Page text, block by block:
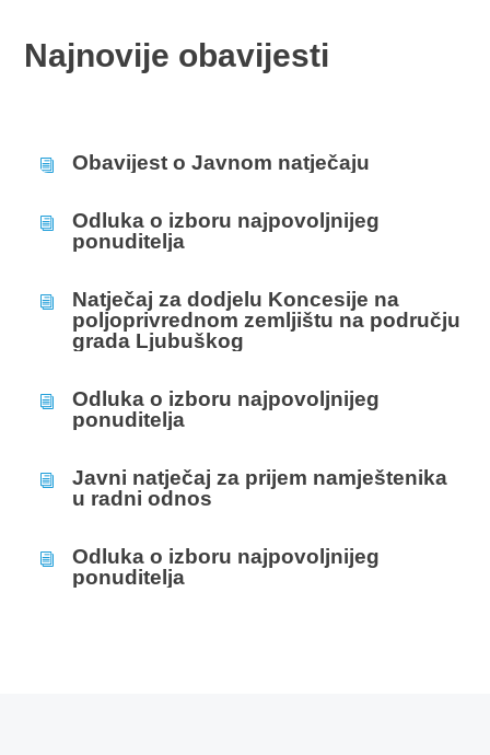
Najnovije obavijesti
i Obavijest o Javnom natječaju
i
Odluka o izboru najpovoljnijeg
ponuditelja
i
Natječaj za dodjelu Koncesije na
poljoprivrednom zemljištu na području
grada Ljubuškog
i
Odluka o izboru najpovoljnijeg
ponuditelja
i
Javni natječaj za prijem namještenika
u radni odnos
i
Odluka o izboru najpovoljnijeg
ponuditelja